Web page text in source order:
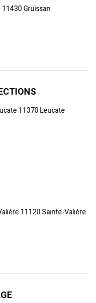
Gruissan
11370 Leucate
11120 Sainte-Valière